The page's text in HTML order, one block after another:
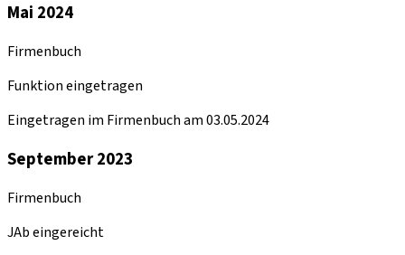
Mai 2024
Firmenbuch
Funktion eingetragen
Eingetragen im Firmenbuch am 03.05.2024
September 2023
Firmenbuch
JAb eingereicht